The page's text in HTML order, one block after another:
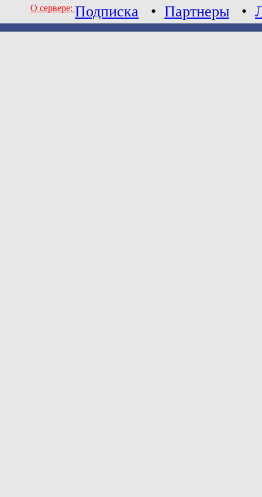
О сервере: Подписка • Партнеры •